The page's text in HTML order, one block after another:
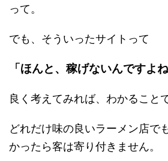
って。
でも、そういったサイトって
「ほんと、稼げないんですよ
良く考えてみれば、わかること
どれだけ味の良いラーメン店で
かったら客は寄り付きません。